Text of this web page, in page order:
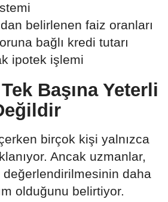
belirlenen faiz oranları
bağlı kredi tutarı
ipotek işlemi
Başına Yeterli
birçok kişi yalnızca
Ancak uzmanlar,
daha
olduğunu belirtiyor.